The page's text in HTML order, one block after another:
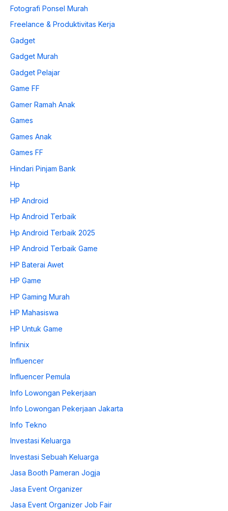
Fotografi Ponsel Murah
Freelance & Produktivitas Kerja
Gadget
Gadget Murah
Gadget Pelajar
Game FF
Gamer Ramah Anak
Games
Games Anak
Games FF
Hindari Pinjam Bank
Hp
HP Android
Hp Android Terbaik
Hp Android Terbaik 2025
HP Android Terbaik Game
HP Baterai Awet
HP Game
HP Gaming Murah
HP Mahasiswa
HP Untuk Game
Infinix
Influencer
Influencer Pemula
Info Lowongan Pekerjaan
Info Lowongan Pekerjaan Jakarta
Info Tekno
Investasi Keluarga
Investasi Sebuah Keluarga
Jasa Booth Pameran Jogja
Jasa Event Organizer
Jasa Event Organizer Job Fair